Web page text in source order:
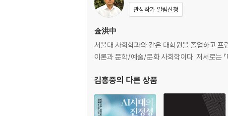
관심작가 알림신청
金洪中
서울대 사회학과와 같은 대학원을 졸업하고
이론과 문학/예술/문화 사회학이다. 저서로는
김홍중의 다른 상품